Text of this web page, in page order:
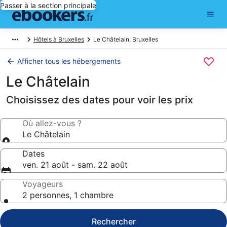
Passer à la section principale
Hôtels à Bruxelles Le Châtelain, Bruxelles
Afficher tous les hébergements
Le Châtelain
Choisissez des dates pour voir les prix
Où allez-vous ?
Le Châtelain
Dates
ven. 21 août - sam. 22 août
Voyageurs
2 personnes, 1 chambre
Rechercher